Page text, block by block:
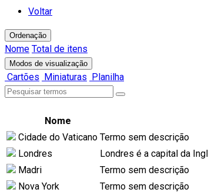
Voltar
Ordenação
Nome Total de itens
Modos de visualização
Cartões Miniaturas Planilha
Nome
Cidade do Vaticano Termo sem descrição
Londres
Londres é a capital da
Madri
Termo sem descrição
Nova York
Termo sem descrição